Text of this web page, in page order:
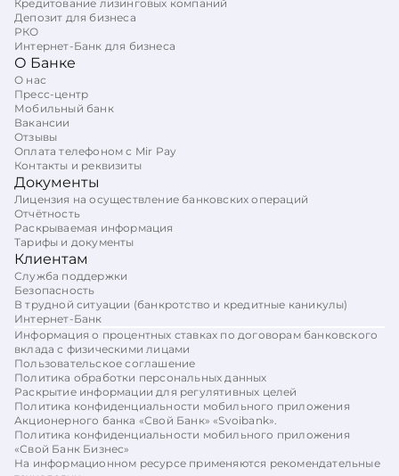
Кредитование лизинговых компаний
Депозит для бизнеса
РКО
Интернет-Банк для бизнеса
О Банке
О нас
Пресс-центр
Мобильный банк
Вакансии
Отзывы
Оплата телефоном с Mir Pay
Контакты и реквизиты
Документы
Лицензия на осуществление банковских операций
Отчётность
Раскрываемая информация
Тарифы и документы
Клиентам
Служба поддержки
Безопасность
В трудной ситуации (банкротство и кредитные каникулы)
Интернет-Банк
Информация о процентных ставках по договорам банковского
вклада с физическими лицами
Пользовательское соглашение
Политика обработки персональных данных
Раскрытие информации для регулятивных целей
Политика конфиденциальности мобильного приложения
Акционерного банка «Свой Банк» «Svoibank».
Политика конфиденциальности мобильного приложения
«Свой Банк Бизнес»
На информационном ресурсе применяются рекомендательные